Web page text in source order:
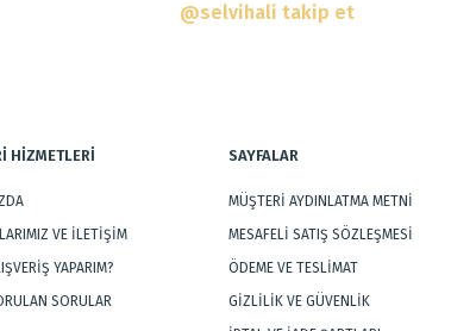
Gönder
@selvihali takip et
HİZMETLERİ
VE İLETİŞİM
YAPARIM?
SORULAR
SAYFALAR
MÜŞTERİ AYDINLATMA METNİ
MESAFELİ SATIŞ SÖZLEŞMESİ
ÖDEME VE TESLİMAT
GİZLİLİK VE GÜVENLİK